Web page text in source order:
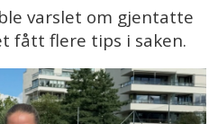
varslet om gjentatte
fått flere tips i saken.